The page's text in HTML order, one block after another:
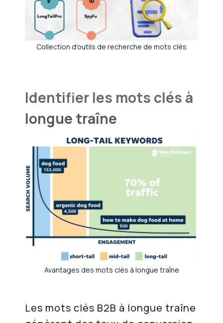
Collection d'outils de recherche de mots clés
Identifier les mots clés à
longue traîne
Avantages des mots clés à longue traîne
Les mots clés B2B à longue traîne